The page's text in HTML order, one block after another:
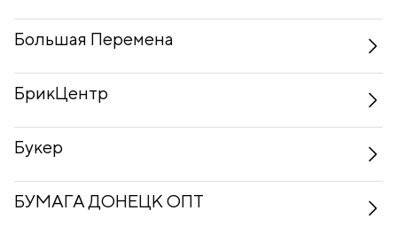
Большая Перемена
БрикЦентр
Букер
БУМАГА ДОНЕЦК ОПТ